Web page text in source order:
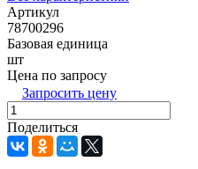
Артикул
78700296
Базовая единица
шт
Цена по запросу
Запросить цену
Поделиться